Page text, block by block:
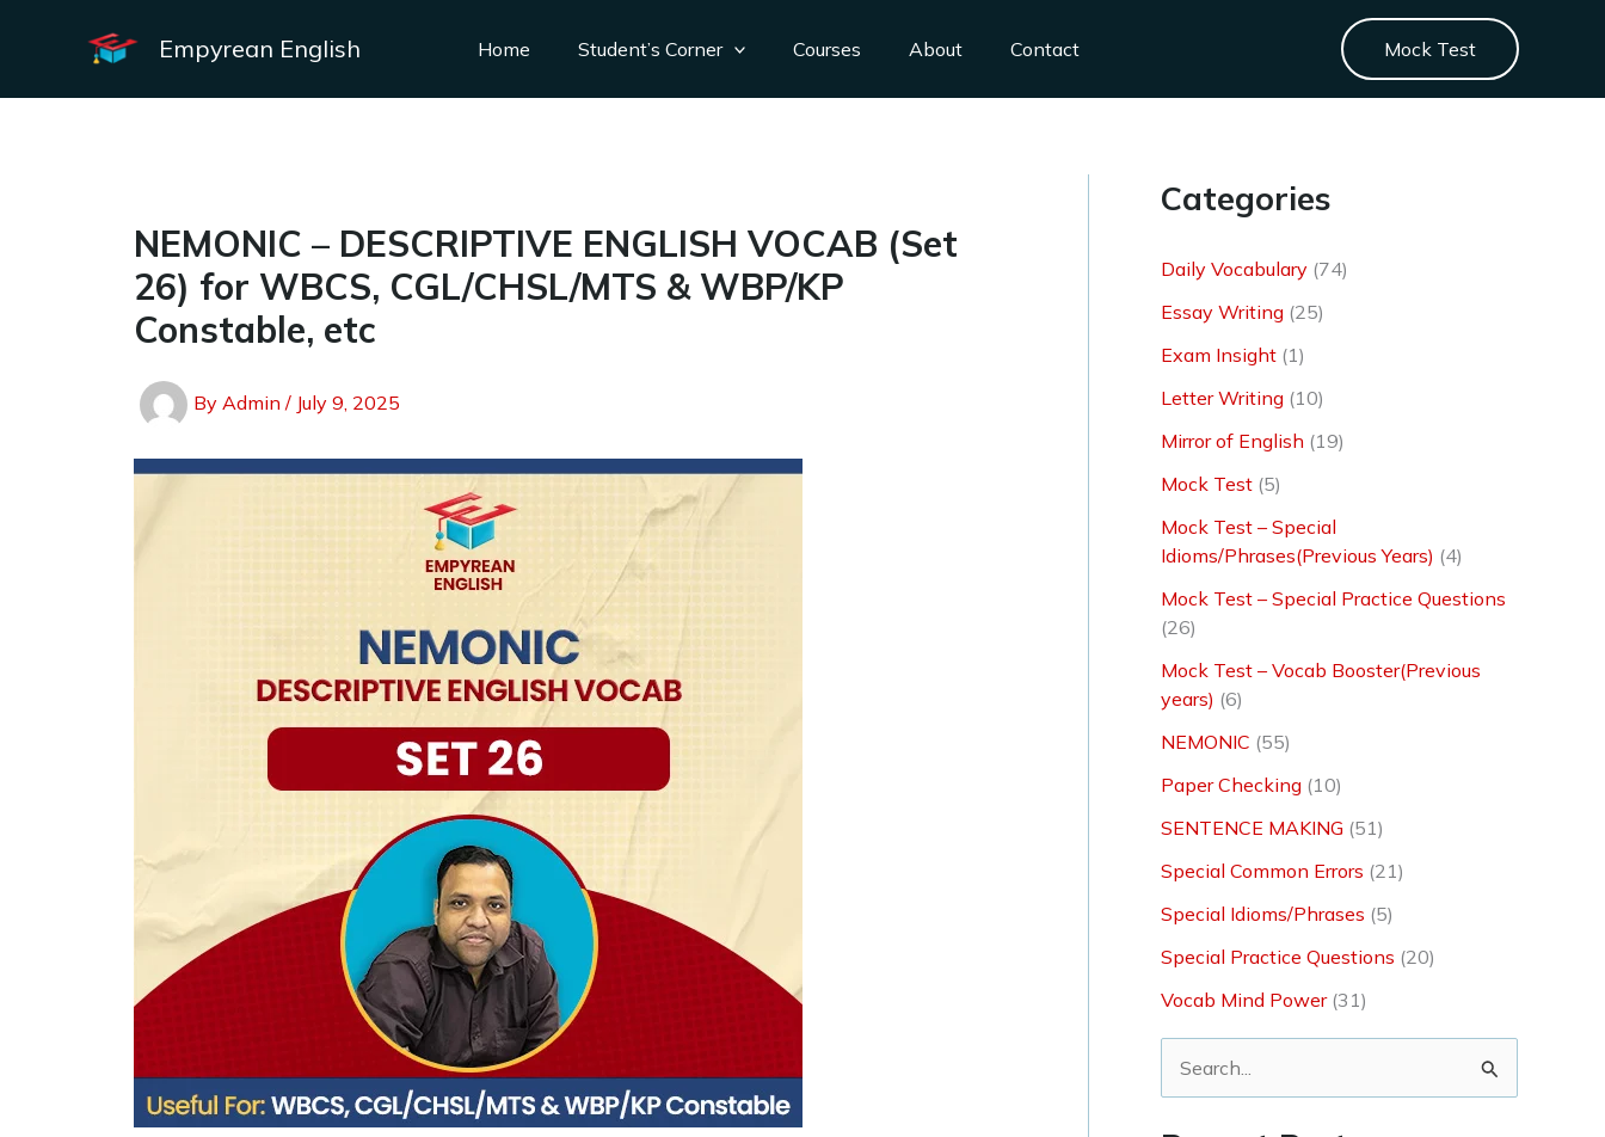
Empyrean English Home Student’s Corner Courses About Contact Mock Test
NEMONIC – DESCRIPTIVE ENGLISH VOCAB (Set
26) for WBCS, CGL/CHSL/MTS & WBP/KP
Constable, etc
By Admin / July 9, 2025
Categories
Daily Vocabulary (74)
Essay Writing (25)
Exam Insight (1)
Letter Writing (10)
Mirror of English (19)
Mock Test (5)
Mock Test – Special
Idioms/Phrases(Previous Years) (4)
Mock Test – Special Practice Questions
(26)
Mock Test – Vocab Booster(Previous
years) (6)
NEMONIC (55)
Paper Checking (10)
SENTENCE MAKING (51)
Special Common Errors (21)
Special Idioms/Phrases (5)
Special Practice Questions (20)
Vocab Mind Power(31)